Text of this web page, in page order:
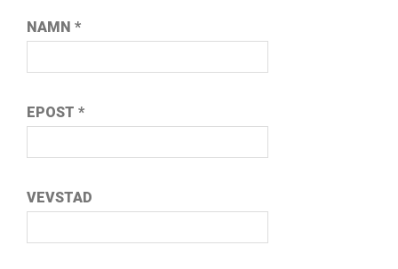
NAMN *
EPOST *
VEVSTAD